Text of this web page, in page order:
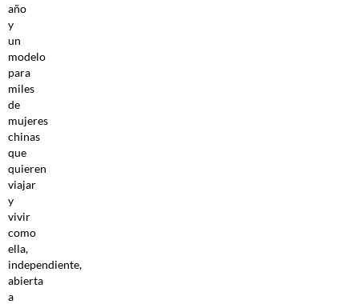
año
y
un
modelo
para
miles
de
mujeres
chinas
que
quieren
viajar
y
vivir
como
ella,
independiente,
abierta
a